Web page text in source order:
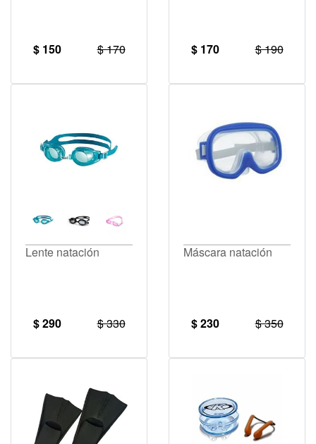
$ 150 $ 170 $ 170 $ 190
Lente natación
$ 290 $ 330
Máscara natación
$ 230 $ 350